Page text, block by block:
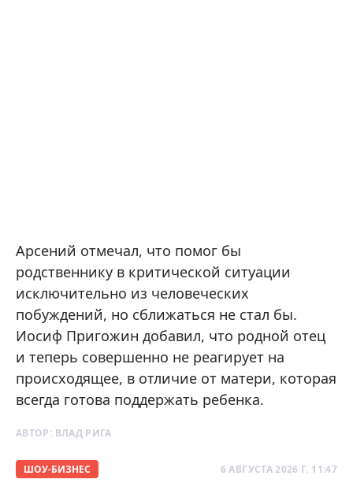
Арсений отмечал, что помог бы
родственнику в критической ситуации
исключительно из человеческих
побуждений, но сближаться не стал бы.
Иосиф Пригожин добавил, что родной отец
и теперь совершенно не реагирует на
происходящее, в отличие от матери, которая
всегда готова поддержать ребенка.
АВТОР: ВЛАД РИГА
ШОУ-БИЗНЕС 6 АВГУСТА 2026 Г. 11:47